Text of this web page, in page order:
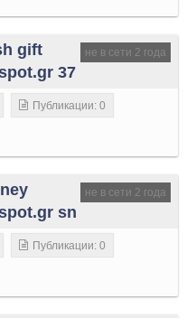
не в сети 2 года
gift
37
Публикации: 0
не в сети 2 года
sn
Публикации: 0